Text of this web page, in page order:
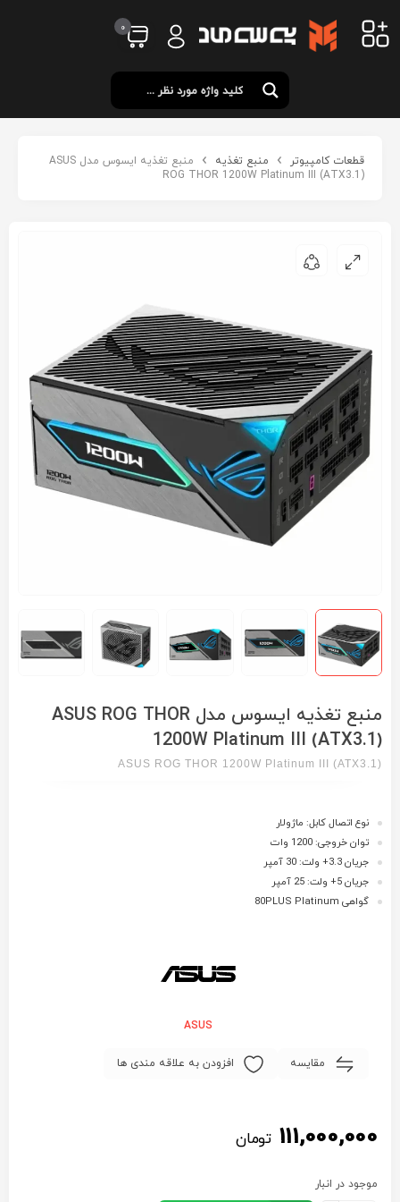
0
قطعات کامپیوتر منبع تغذیه
منبع تغذیه ایسوس مدل ASUS
ROG THOR 1200W Platinum III (ATX3.1)
منبع تغذیه ایسوس مدل ASUS ROG THOR
1200W Platinum III (ATX3.1)
ASUS ROG THOR 1200W Platinum III (ATX3.1)
نوع اتصال کابل: ماژولار
توان خروجی: 1200 وات
جریان 3.3+ ولت: 30 آمپر
جریان 5+ ولت: 25 آمپر
گواهی 80PLUS Platinum
ASUS
مقایسه افزودن به علاقه مندی ها
111,000,000 تومان
موجود در انبار